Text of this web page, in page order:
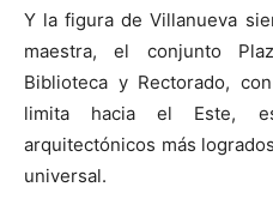
Y la figura de Villanueva
maestra, el conjunto
Biblioteca y Rectorado,
limita hacia el Este,
arquitectónicos más
universal.